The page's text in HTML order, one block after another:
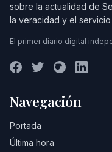
sobre la actualidad de
la veracidad y el
El primer diario digital
Navegación
Portada
Última hora